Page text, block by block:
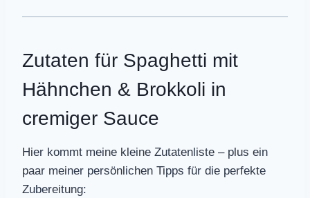
Zutaten für Spaghetti mit
Hähnchen & Brokkoli in
cremiger Sauce
Hier kommt meine kleine Zutatenliste – plus ein
paar meiner persönlichen Tipps für die perfekte
Zubereitung: